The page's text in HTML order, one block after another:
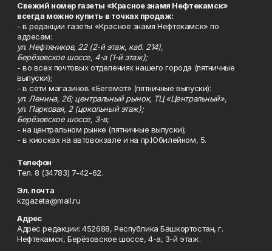
Свежий номер газеты «Красное знамя Нефтекамск»
всегда можно купить в точках продаж:
- в редакции газеты «Красное знамя Нефтекамск» по
адресам:
ул. Нефтяников, 22 (2-й этаж, каб. 214),
Берёзовское шоссе, 4-а (1-й этаж);
- во всех почтовых отделениях нашего города (пятничные
выпуски);
- в сети магазинов «Бегемот» (пятничные выпуски):
ул. Ленина, 26; центральный рынок, ТЦ «Центральный»,
ул. Парковая, 2 (цокольный этаж);
Берёзовское шоссе, 3-в;
- на центральном рынке (пятничные выпуски);
- в киосках на автовокзале и на пр.Юбилейном, 5.
Телефон
Тел. 8 (34783) 7-42-62.
Эл. почта
kzgazeta@mail.ru
Адрес
Адрес редакции: 452688, Республика Башкортостан, г.
Нефтекамск, Берёзовское шоссе, 4-а, 3-й этаж.